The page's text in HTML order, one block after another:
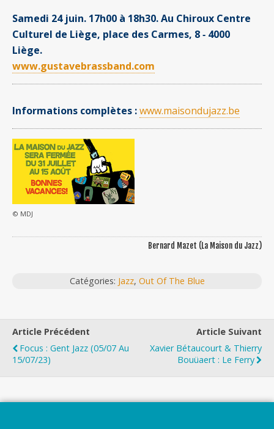
Samedi 24 juin. 17h00 à 18h30. Au Chiroux Centre
Culturel de Liège, place des Carmes, 8 ‐ 4000
Liège.
www.gustavebrassband.com
Informations complètes :www.maisondujazz.be
© MDJ
Bernard Mazet (La Maison du Jazz)
Catégories: Jazz, Out Of The Blue
Article Précédent
Focus : Gent Jazz (05/07 Au
15/07/23)
Article Suivant
Xavier Bétaucourt & Thierry
Bouüaert : Le Ferry